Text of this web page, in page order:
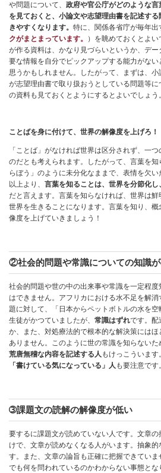
や問題について、 政府や官公庁がどのような
を見ておくと、小論文や志望理由書を記述す
きやすくなります。 特に、関係各省庁が毎年出
クがまとまっています。
）を眺めておくとよ
が作る資料は、かなり見づらいというか、デ
要な情報を自分でピックアップする能力がない
思うかもしれません。したがって、まずは、
が志望理由書で取り扱おうとしている問題等
の資料も見ておくとようにするとよいでしょう。
ことばを身に付けて、世界の解像度を上げろ！
「ことば」がなければ世界は区分されず、一
のだとも考えられます。したがって、言葉を
らぼう」のように未分化なままで、表情を欠い
以上より、 言葉を知ることは、世界を分節化
だと言えます。言葉を知らなければ、世界は
世界を生きることになります。言葉を知り、
像度を上げていきましょう！
②社会的問題や常識についての知識
社会的問題や世の中の出来事や常識を一定程度
はできません。アフリカにおける水不足を解
題に対して、「日本からペットボトルの水を
生徒がかつていましたが、 常識はずれです。配
か、また、対処療法的で根本的な解決策には
ありません。このように世の常識を知らないた
荒唐無稽な内容を記述する人 もけっこういます
「書けている気になっている」人 も要注意です。
➂課題文の読解の解像度が低い
要するに課題文が読めていない人です。文章
けで、文章が読めなくなる人がいます。抽象
す。また、文章の論旨も正確に把握できてい
でも何を問われているのかわからない事態と